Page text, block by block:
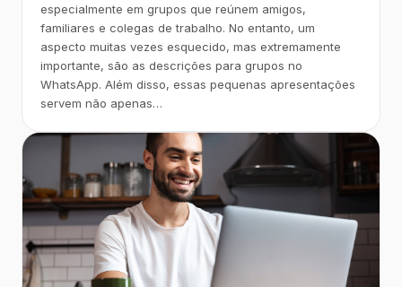
especialmente em grupos que reúnem amigos,
familiares e colegas de trabalho. No entanto, um
aspecto muitas vezes esquecido, mas extremamente
importante, são as descrições para grupos no
WhatsApp. Além disso, essas pequenas apresentações
servem não apenas…